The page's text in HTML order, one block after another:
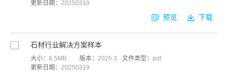
预览 下载
更新日期： 20250319
石材行业解决方案样本
大小： 6.5MB 版本： 2025.3 文件类型： pdf
更新日期： 20250319